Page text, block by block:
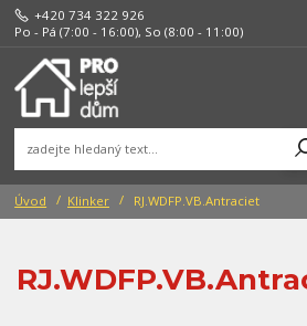
+420 734 322 926
Po - Pá (7:00 - 16:00), So (8:00 - 11:00)
Úvod Klinker RJ.WDFP.VB.Antraciet